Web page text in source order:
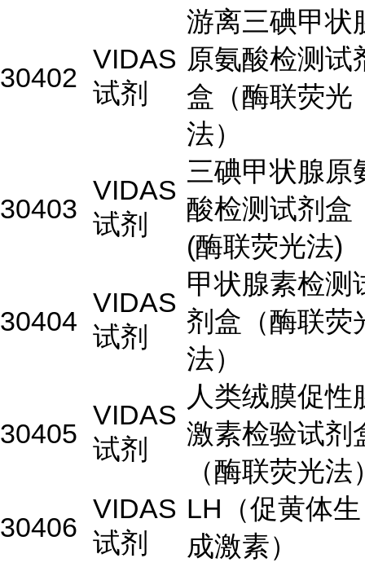
30402
VIDAS
试剂
游离三碘甲状
原氨酸检测试
盒（酶联荧光
法）
30403
VIDAS
试剂
三碘甲状腺原
酸检测试剂盒
(酶联荧光法)
30404
VIDAS
试剂
甲状腺素检测
剂盒（酶联荧
法）
30405
VIDAS
试剂
人类绒膜促性
激素检验试剂
（酶联荧光法
30406
VIDAS
试剂
LH（促黄体生
成激素）